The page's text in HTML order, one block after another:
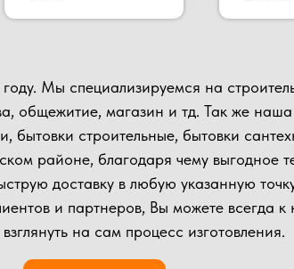
благодаря чему выгодное
Подробнее